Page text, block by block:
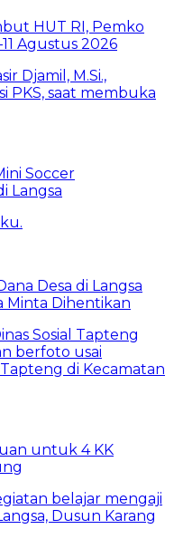
HUT RI, Pemko
Agustus 2026
Soccer
Langsa
Desa di Langsa
Minta Dihentikan
untuk 4 KK